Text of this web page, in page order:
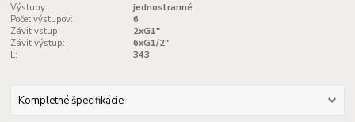
Výstupy:
jednostranné
Počet výstupov:
6
Závit vstup:
2xG1"
Závit výstup:
6xG1/2"
L:
343
Kompletné špecifikácie